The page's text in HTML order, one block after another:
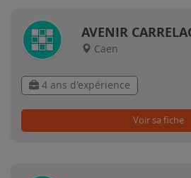
AVENIR
Caen
4 ans d'expérience
Voir sa fiche